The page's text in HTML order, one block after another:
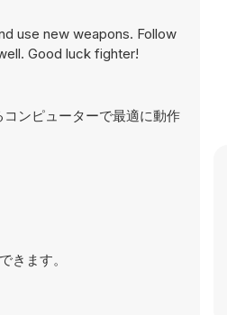
use new weapons. Follow
Good luck fighter!
ンピューターで最適に動作
きます。